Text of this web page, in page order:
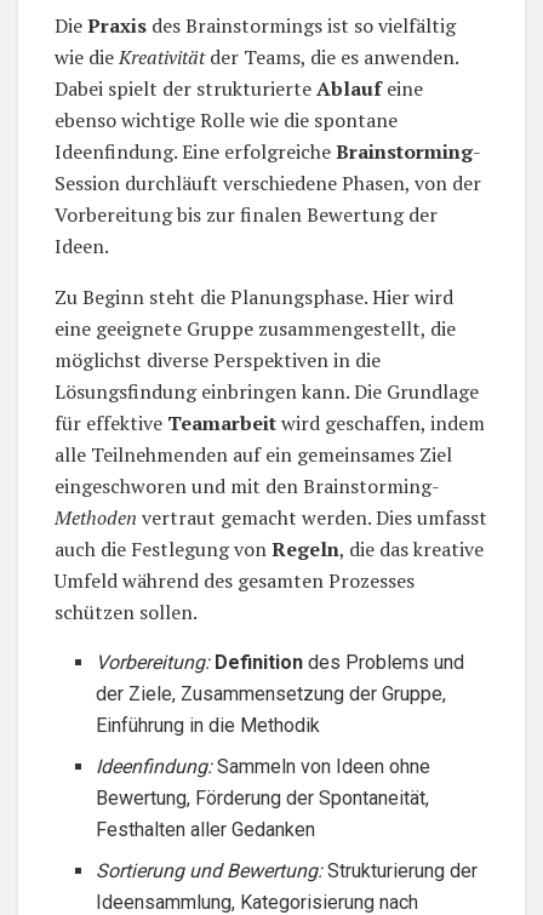
DiePraxis des Brainstormings ist so vielfältig
wie dieKreativitätder Teams, die es anwenden.
Dabei spielt der strukturierteAblaufeine
ebenso wichtige Rolle wie die spontane
Ideenfindung. Eine erfolgreicheBrainstorming-
Session durchläuft verschiedene Phasen, von der
Vorbereitung bis zur finalen Bewertung der
Ideen.
Zu Beginn steht die Planungsphase. Hier wird
eine geeignete Gruppe zusammengestellt, die
möglichst diverse Perspektiven in die
Lösungsfindung einbringen kann. Die Grundlage
für effektive Teamarbeitwird geschaffen, indem
alle Teilnehmenden auf ein gemeinsames Ziel
eingeschworen und mit den Brainstorming-
Methoden vertraut gemacht werden. Dies umfasst
auch die Festlegung vonRegeln, die das kreative
Umfeld während des gesamten Prozesses
schützen sollen.
Vorbereitung: Definition des Problems und
der Ziele, Zusammensetzung der Gruppe,
Einführung in die Methodik
Ideenfindung:Sammeln von Ideen ohne
Bewertung, Förderung der Spontaneität,
Festhalten aller Gedanken
Sortierung und Bewertung:Strukturierung der
Ideensammlung, Kategorisierung nach